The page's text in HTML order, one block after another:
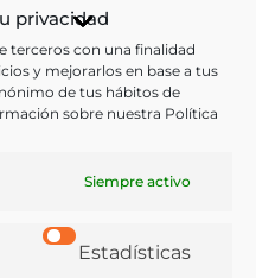
privacidad
terceros con una finalidad
y mejorarlos en base a tus
de tus hábitos de
sobre nuestra Política
Siempre activo
Estadísticas